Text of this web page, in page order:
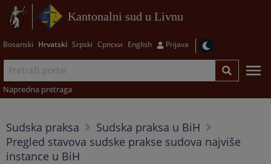
Kantonalni sud u Livnu
Bosanski Hrvatski Srpski Српски English Prijava
Napredna pretraga
Sudska praksa
Sudska praksa u BiH
Pregled stavova sudske prakse sudova najviše
instance u BiH